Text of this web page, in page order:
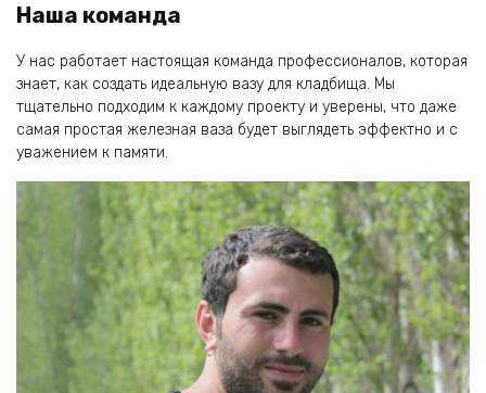
Наша команда
У нас работает настоящая команда профессионалов, которая
знает, как создать идеальную вазу для кладбища. Мы
тщательно подходим к каждому проекту и уверены, что даже
самая простая железная ваза будет выглядеть эффектно и с
уважением к памяти.